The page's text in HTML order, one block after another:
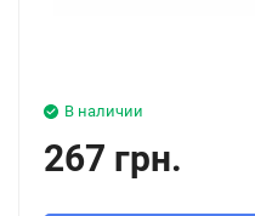
В наличии
267 грн.